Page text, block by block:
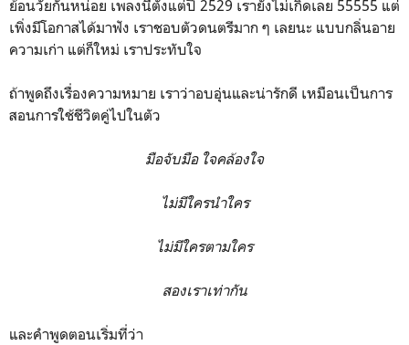
ย้อนวัยกันหน่อย เพลงนี้ตั้งแต่ปี 2529 เรายังไม่เกิดเลย 55555 แต่
เพิ่งมีโอกาสได้มาฟัง เราชอบตัวดนตรีมาก ๆ เลยนะ แบบกลิ่นอาย
ความเก่า แต่ก็ใหม่ เราประทับใจ
ถ้าพูดถึงเรื่องความหมาย เราว่าอบอุ่นและน่ารักดี เหมือนเป็นการ
สอนการใช้ชีวิตคู่ไปในตัว
มือจับมือ ใจคล้องใจ
ไม่มีใครนำใคร
ไม่มีใครตามใคร
สองเราเท่ากัน
และคำพูดตอนเริ่มที่ว่า